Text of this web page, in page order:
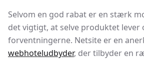
Selvom en god rabat er en stærk
det vigtigt, at selve produktet lever
forventningerne. Netsite er en
webhoteludbyder, der tilbyder en